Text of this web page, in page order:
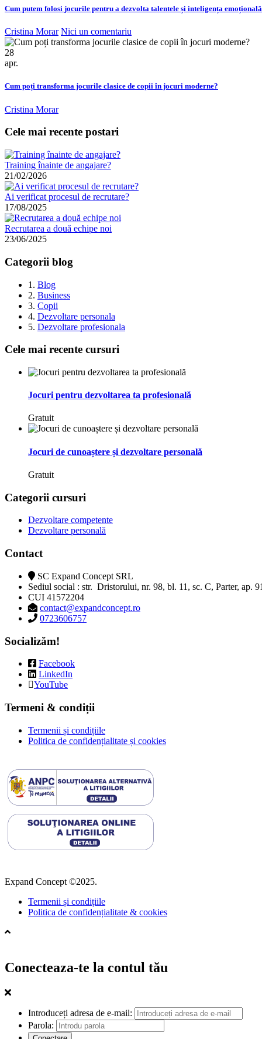
Cum putem folosi jocurile pentru a dezvolta talentele și inteligența
Cristina Morar Nici un comentariu
28
apr.
Cum poți transforma jocurile clasice de copii în jocuri moderne?
Cristina Morar
Cele mai recente postari
Training înainte de angajare?
21/02/2026
Ai verificat procesul de recrutare?
17/08/2025
Recrutarea a două echipe noi
23/06/2025
Categorii blog
1. Blog
2. Business
3. Copii
4. Dezvoltare personala
5. Dezvoltare profesionala
Cele mai recente cursuri
Jocuri pentru dezvoltarea ta profesională
Gratuit
Jocuri de cunoaștere și dezvoltare personală
Gratuit
Categorii cursuri
Dezvoltare competente
Dezvoltare personală
Contact
SC Expand Concept SRL
Sediul social : str. Dristorului, nr. 98, bl. 11, sc. C, Parter, ap.
CUI 41572204
contact@expandconcept.ro
0723606757
Socializăm!
Facebook
LinkedIn
YouTube
Termeni & condiții
Termenii și condițiile
Politica de confidențialitate și cookies
Expand Concept ©2025.
Termenii și condițiile
Politica de confidențialitate & cookies
Conecteaza-te la contul tău
Introduceți adresa de e-mail:
Parola: